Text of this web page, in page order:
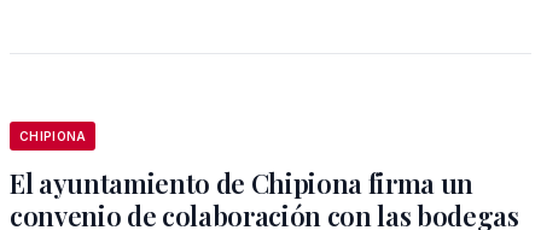
CHIPIONA
El ayuntamiento de Chipiona firma un
convenio de colaboración con las bodegas